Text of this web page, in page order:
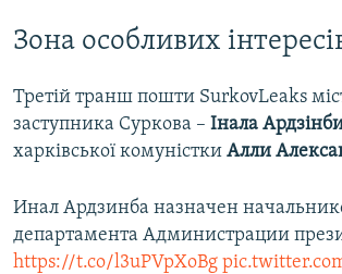
Зона особливих
Третій транш пошти SurkovLeaks
заступника Суркова – Інала
харківської комуністки Алли
Инал Ардзинба назначен
департамента Администрации
https://t.co/l3uPVpXoBg